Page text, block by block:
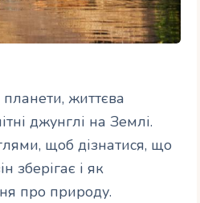
життєва
джунглі на Землі.
щоб дізнатися, що
зберігає і як
про природу.